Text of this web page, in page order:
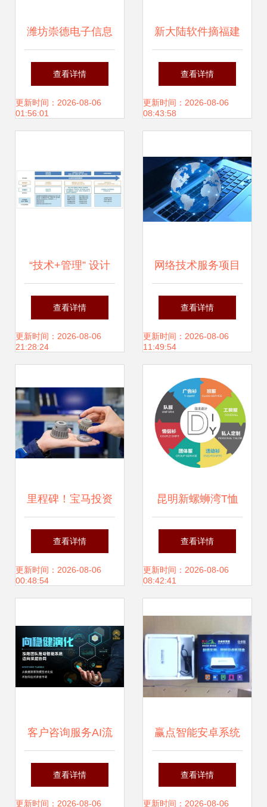
潍坊崇德电子信息
以网络技术服务赋
能数字化转型
查看详情
更新时间：2026-08-06
01:56:01
新大陆软件摘福建
省首张人工智能企
业能力一级评估认
区域
查看详情
更新时间：2026-08-06
08:43:58
“技术+管理” 设计
企业全过程工程咨
询服务新路径中的
查看详情
更新时间：2026-08-06
21:28:24
网络技术服务项目
的发展前景
查看详情
更新时间：2026-08-06
11:49:54
里程碑！宝马投资
超1亿元的慕尼黑
3D打印工厂启动
查看详情
更新时间：2026-08-06
00:48:54
昆明新螺蛳湾T恤
衫定制 打造品牌形
象的优质沃土
查看详情
更新时间：2026-08-06
08:42:41
客户咨询服务AI流
量赋能 重塑智能体
验新标杆，展现腾
查看详情
更新时间：2026-08-06
赢点智能安卓系统
高清网络播放器 创
新技术与服务集
查看详情
更新时间：2026-08-06